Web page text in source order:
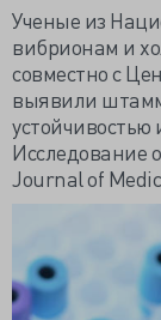
Ученые из
вибрионам и
совместно с
выявили
устойчивостью
Исследование
Journal of